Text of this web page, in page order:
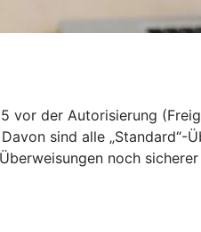
vor der Autorisierung
sind alle „Standard“-
noch sicherer